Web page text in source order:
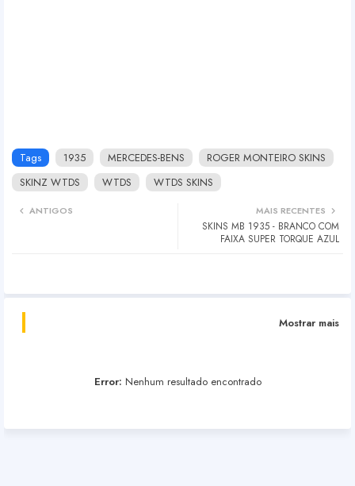
Tags 1935 MERCEDES-BENS
ROGER MONTEIRO SKINS
SKINZ WTDS
WTDS WTDS SKINS
MAIS RECENTES
SKINS MB 1935 - BRANCO COM
FAIXA SUPER TORQUE AZUL
ANTIGOS
Mostrar mais
Error: Nenhum resultado encontrado